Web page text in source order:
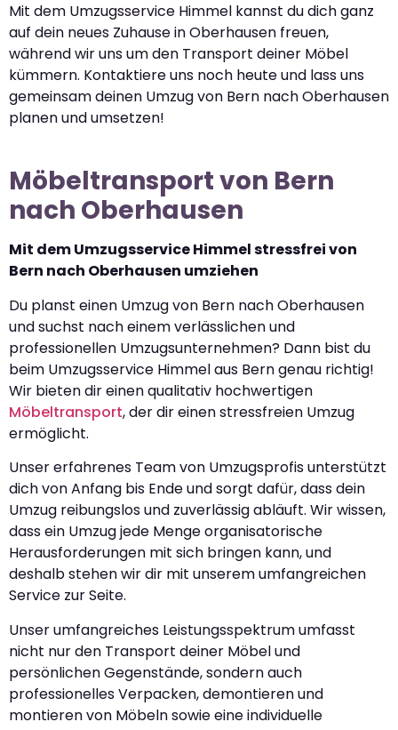
Mit dem Umzugsservice Himmel kannst du dich ganz
auf dein neues Zuhause in Oberhausen freuen,
während wir uns um den Transport deiner Möbel
kümmern. Kontaktiere uns noch heute und lass uns
gemeinsam deinen Umzug von Bern nach Oberhausen
planen und umsetzen!
Möbeltransport von Bern
nach Oberhausen
Mit dem Umzugsservice Himmel stressfrei von
Bern nach Oberhausen umziehen
Du planst einen Umzug von Bern nach Oberhausen
und suchst nach einem verlässlichen und
professionellen Umzugsunternehmen? Dann bist du
beim Umzugsservice Himmel aus Bern genau richtig!
Wir bieten dir einen qualitativ hochwertigen
Möbeltransport, der dir einen stressfreien Umzug
ermöglicht.
Unser erfahrenes Team von Umzugsprofis unterstützt
dich von Anfang bis Ende und sorgt dafür, dass dein
Umzug reibungslos und zuverlässig abläuft. Wir wissen,
dass ein Umzug jede Menge organisatorische
Herausforderungen mit sich bringen kann, und
deshalb stehen wir dir mit unserem umfangreichen
Service zur Seite.
Unser umfangreiches Leistungsspektrum umfasst
nicht nur den Transport deiner Möbel und
persönlichen Gegenstände, sondern auch
professionelles Verpacken, demontieren und
montieren von Möbeln sowie eine individuelle